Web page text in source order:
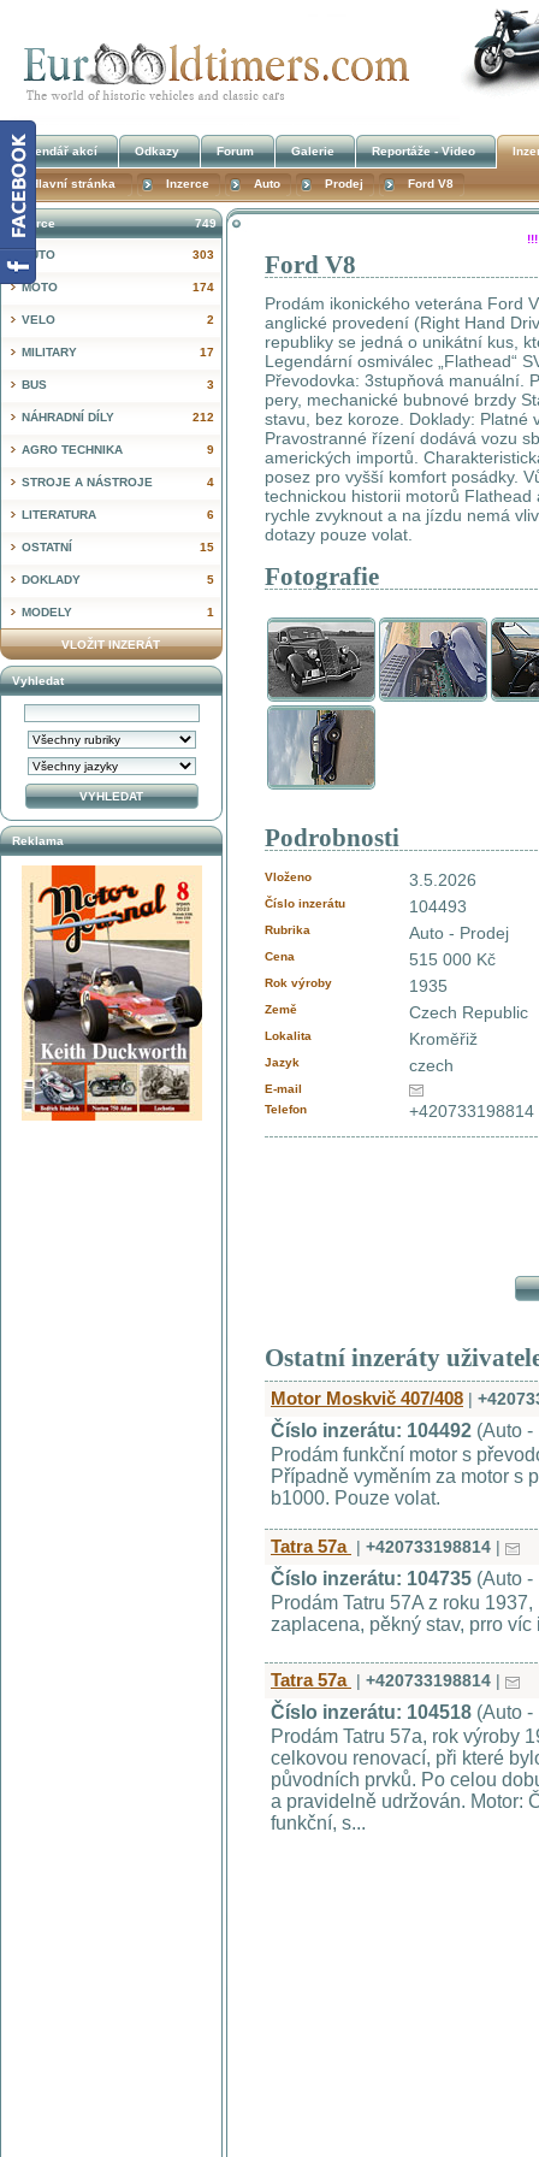
Ford V8
Prodám ikonického veterána Ford
anglické provedení (Right Hand
republiky se jedná o unikátní kus,
Legendární osmiválec „Flathead“
Převodovka: 3stupňová manuální.
pery, mechanické bubnové brzdy
stavu, bez koroze. Doklady: Platné
Pravostranné řízení dodává vozu
amerických importů.
posez pro vyšší komfort posádky.
technickou historii motorů
rychle zvyknout a na jízdu nemá
dotazy pouze volat.
Fotografie
Podrobnosti
Vloženo 3.5.2026
Číslo inzerátu 104493
Rubrika Auto - Prodej
Cena 515 000 Kč
Rok výroby 1935
Země Czech Republic
Lokalita Kroměřiž
Jazyk czech
E-mail
Telefon
+420733198814
Ostatní inzeráty
Motor Moskvič 407/408 |
Číslo inzerátu: 104492 (Auto -
Prodám funkční motor s
Případně vyměním za motor s
b1000. Pouze volat.
Tatra 57a | +420733198814 |
Číslo inzerátu: 104735 (Auto -
Prodám Tatru 57A z roku
zaplacena, pěkný stav, prro víc
Tatra 57a | +420733198814 |
Číslo inzerátu: 104518 (Auto -
Prodám Tatru 57a, rok výroby
celkovou renovací, při které
původních prvků. Po celou
a pravidelně udržován. Motor:
funkční, s...
749
Inzerce
303
AUTO
174
MOTO
2
VELO
17
MILITARY
3
BUS
212
NÁHRADNÍ DÍLY
9
AGRO TECHNIKA
4
STROJE A NÁSTROJE
6
LITERATURA
15
OSTATNÍ
5
DOKLADY
1
MODELY
VLOŽIT INZERÁT
Vyhledat
Reklama
Kalendář akcí Odkazy Forum Galerie Reportáže - Video
Hlavní stránka Inzerce Auto Prodej Ford V8